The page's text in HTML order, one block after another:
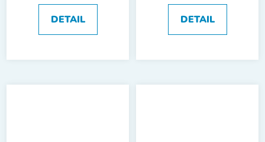
DETAIL DETAIL